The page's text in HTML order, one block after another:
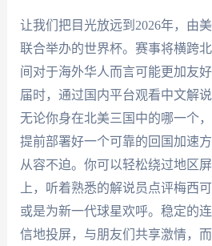
让我们把目光放远到2026年，由
联合举办的世界杯。赛事将横跨
间对于海外华人而言可能更加友
届时，通过国内平台观看中文解
无论你身在北美三国中的哪一个
提前部署好一个可靠的回国加速
从容不迫。你可以轻松绕过地区
上，听着熟悉的解说员点评梅西
或是为新一代球星欢呼。稳定的
信地投屏，与朋友们共享激情，